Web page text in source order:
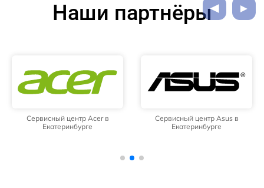
Наши партнёры
Сервисный центр Acer в
Екатеринбурге
Сервисный центр Asus в
Екатеринбурге